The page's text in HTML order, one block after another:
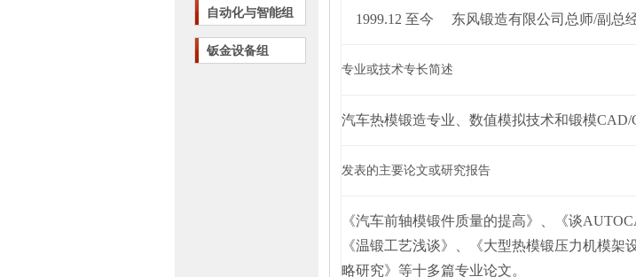
自动化与智能组
钣金设备组
1999.12至今 东风锻造有限公司总师/副总
专业或技术专长简述
汽车热模锻造专业、数值模拟技术和锻模CAD/
发表的主要论文或研究报告
《汽车前轴模锻件质量的提高》、《谈
《温锻工艺浅谈》、《大型热模锻压力机模
略研究》等十多篇专业论文。